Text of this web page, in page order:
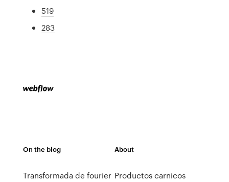
519
283
On the blog
Transformada de fourier
About
Productos carnicos